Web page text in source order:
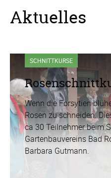
Aktuelles
SCHNITTKURSE
Wenn die Forsytien
Rosen zu schneiden.
ca 30 Teilnehmer beim
Gartenbauvereins Bad
Barbara Gutmann.